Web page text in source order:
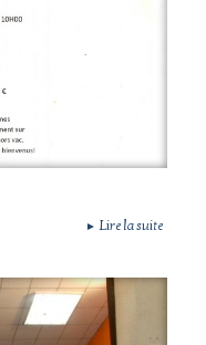
► Lire la suite